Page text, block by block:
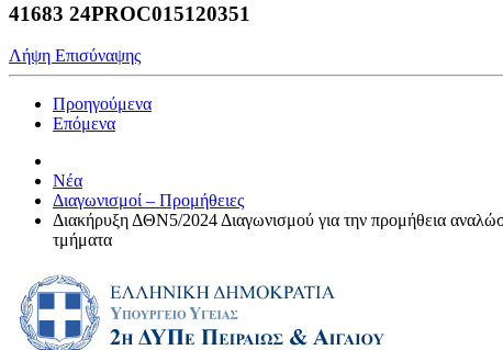
41683 24PROC015120351
Λήψη Επισύναψης
Προηγούμενα
Επόμενα
Νέα
Διαγωνισμοί – Προμήθειες
Διακήρυξη ΔΘΝ5/2024 Διαγωνισμού για την προμήθεια
τμήματα